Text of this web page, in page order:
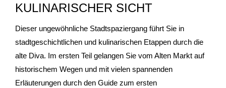
- Stadtrundgänge
- Kinder & Schulklassen
- Polizeiruf-Touren
- Kulinarische Stadtführungen
KULINARISCHER SICHT
Dieser ungewöhnliche Stadtspaziergang führt Sie in
stadtgeschichtlichen und kulinarischen Etappen durch die
alte Diva. Im ersten Teil gelangen Sie vom Alten Markt auf
historischem Wegen und mit vielen spannenden
Erläuterungen durch den Guide zum ersten